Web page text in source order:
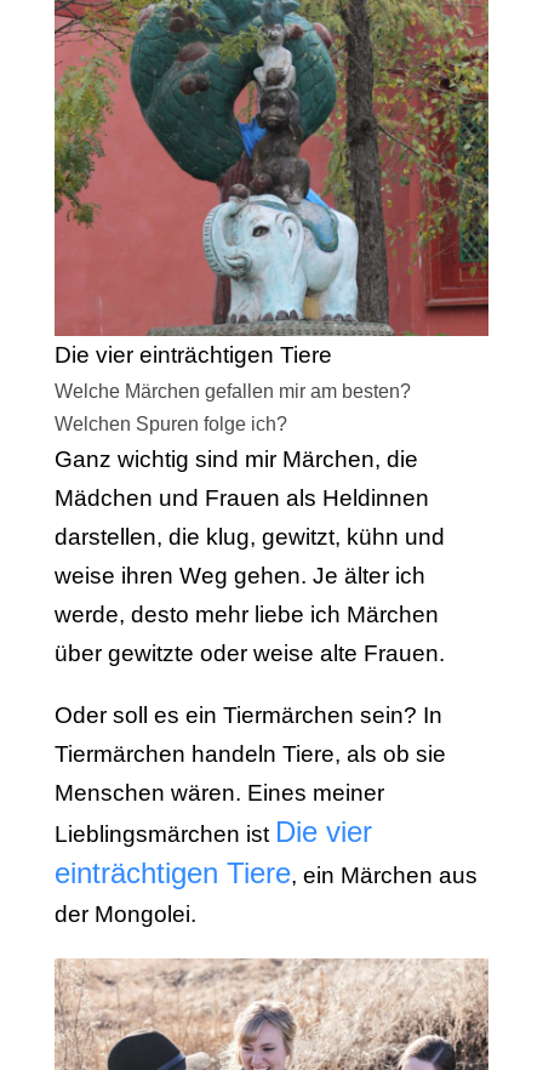
Die vier einträchtigen Tiere
Welche Märchen gefallen mir am besten?
Welchen Spuren folge ich?
Ganz wichtig sind mir Märchen, die
Mädchen und Frauen als Heldinnen
darstellen, die klug, gewitzt, kühn und
weise ihren Weg gehen. Je älter ich
werde, desto mehr liebe ich Märchen
über gewitzte oder weise alte Frauen.
Oder soll es ein Tiermärchen sein? In
Tiermärchen handeln Tiere, als ob sie
Menschen wären. Eines meiner
Lieblingsmärchen ist Die vier
einträchtigen Tiere, ein Märchen aus
der Mongolei.